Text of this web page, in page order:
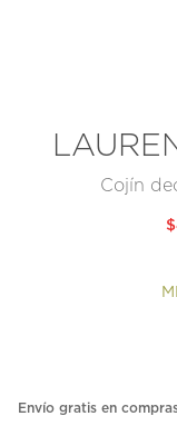
Cojín
Envío gratis en